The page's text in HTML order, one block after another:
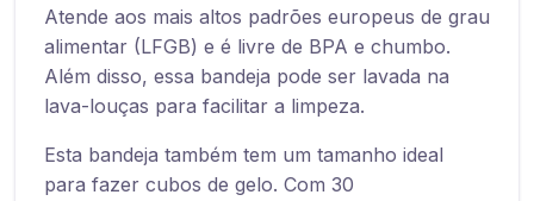
Atende aos mais altos padrões europeus de grau
alimentar (LFGB) e é livre de BPA e chumbo.
Além disso, essa bandeja pode ser lavada na
lava-louças para facilitar a limpeza.
Esta bandeja também tem um tamanho ideal
para fazer cubos de gelo. Com 30